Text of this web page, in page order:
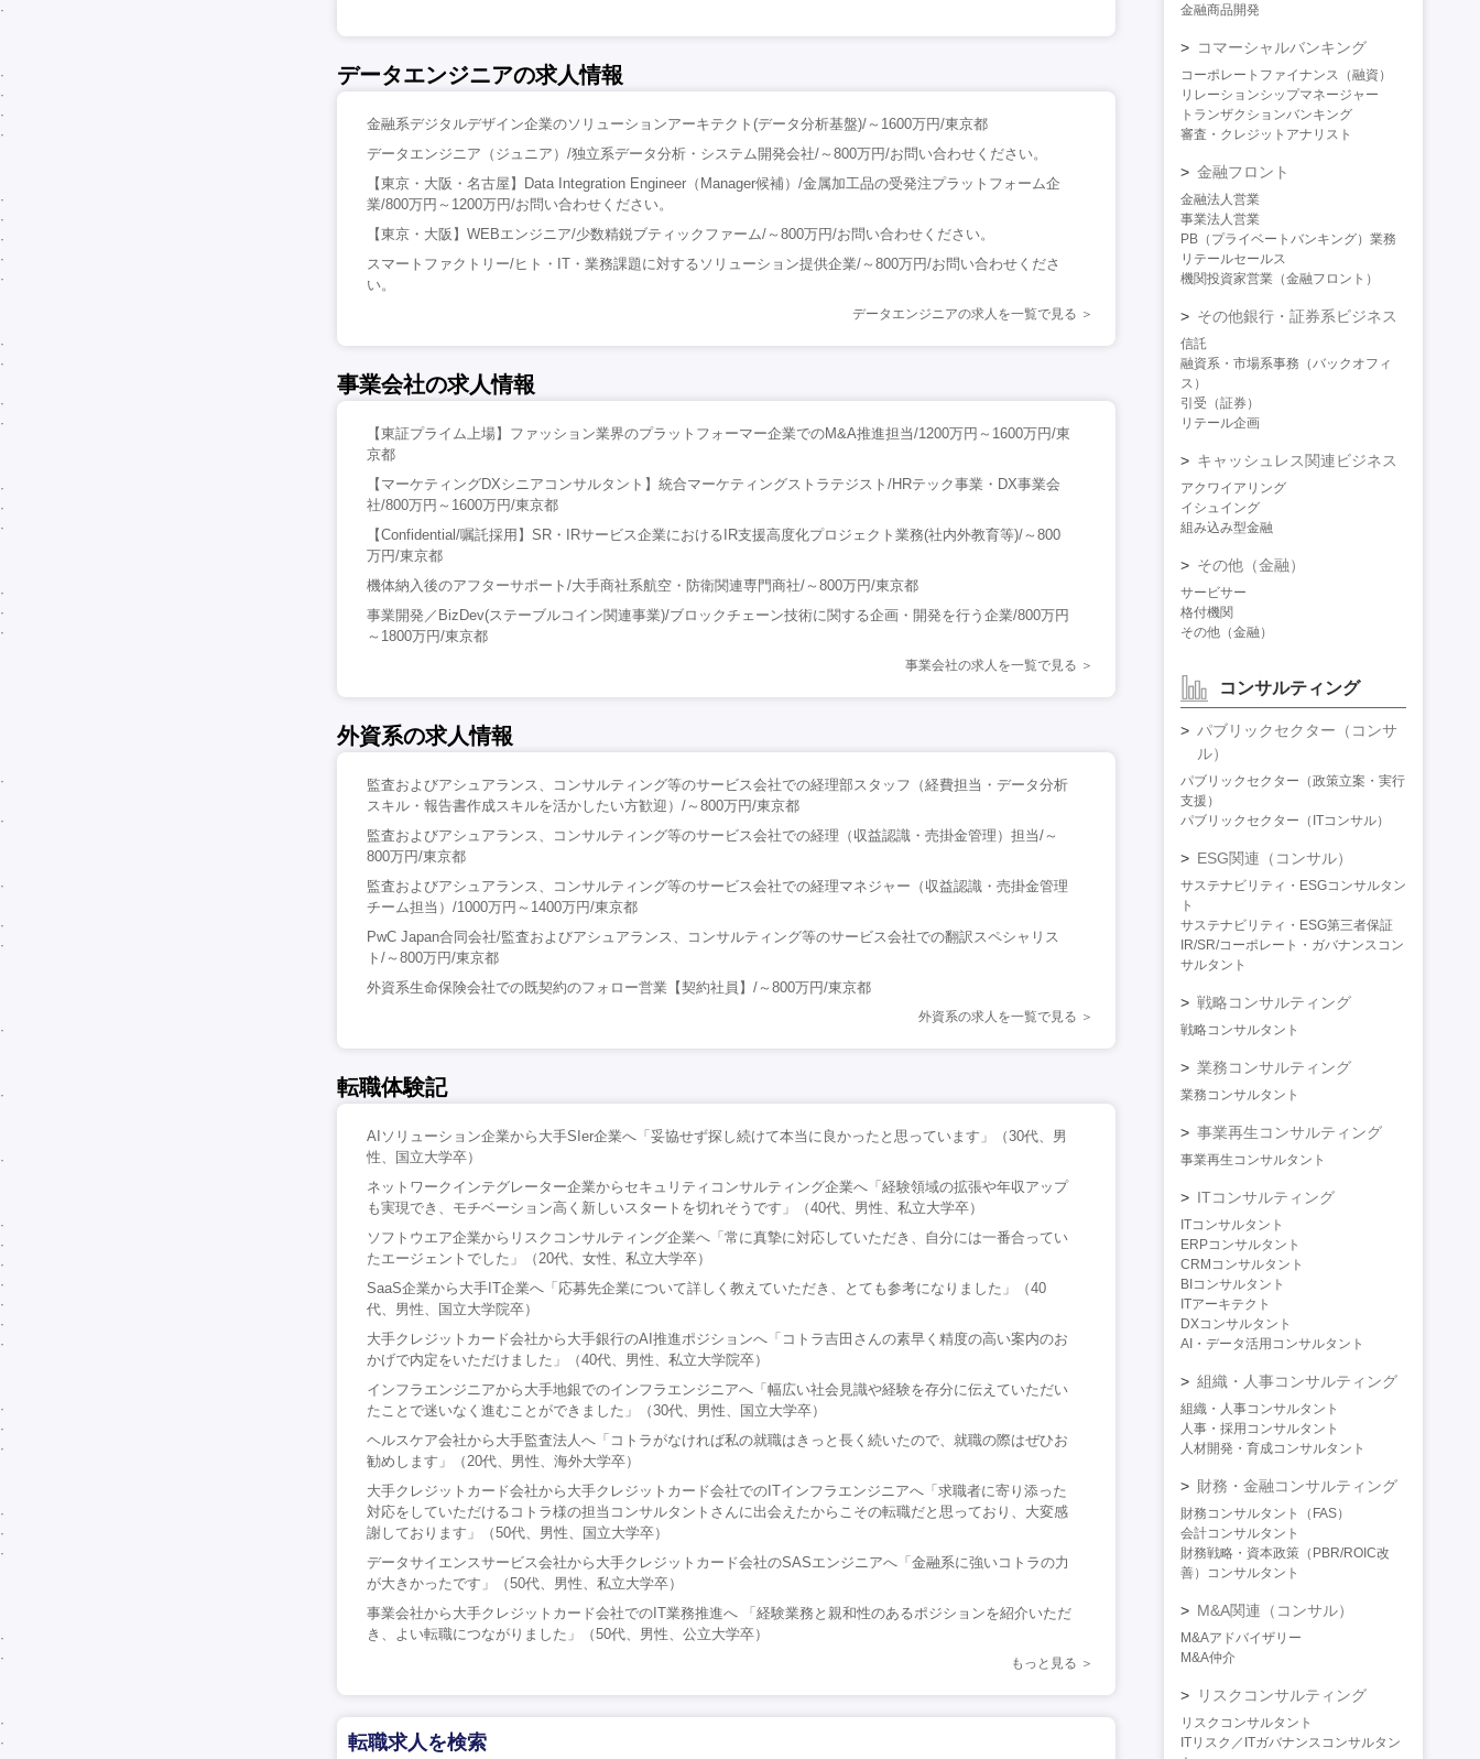
データエンジニアの求人情報
金融系デジタルデザイン企業のソリューションアーキテクト(データ分析基盤)/～1600万円/東京都
データエンジニア（ジュニア）/独立系データ分析・システム開発会社/～800万円/お問い合わせください。
【東京・大阪・名古屋】Data Integration Engineer（Manager候補）/金属加工品の受発注プラットフォーム企
業/800万円～1200万円/お問い合わせください。
【東京・大阪】WEBエンジニア/少数精鋭ブティックファーム/～800万円/お問い合わせください。
スマートファクトリー/ヒト・IT・業務課題に対するソリューション提供企業/～800万円/お問い合わせくださ
い。
データエンジニアの求人を一覧で見る
事業会社の求人情報
【東証プライム上場】ファッション業界のプラットフォーマー企業でのM&A推進担当/1200万円～1600万円/東
京都
【マーケティングDXシニアコンサルタント】統合マーケティングストラテジスト/HRテック事業・DX事業会
社/800万円～1600万円/東京都
【Confidential/嘱託採用】SR・IRサービス企業におけるIR支援高度化プロジェクト業務(社内外教育等)/～800
万円/東京都
機体納入後のアフターサポート/大手商社系航空・防衛関連専門商社/～800万円/東京都
事業開発／BizDev(ステーブルコイン関連事業)/ブロックチェーン技術に関する企画・開発を行う企業/800万円
～1800万円/東京都
事業会社の求人を一覧で見る
外資系の求人情報
監査およびアシュアランス、コンサルティング等のサービス会社での経理部スタッフ（経費担当・データ分析
スキル・報告書作成スキルを活かしたい方歓迎）/～800万円/東京都
監査およびアシュアランス、コンサルティング等のサービス会社での経理（収益認識・売掛金管理）担当/～
800万円/東京都
監査およびアシュアランス、コンサルティング等のサービス会社での経理マネジャー（収益認識・売掛金管理
チーム担当）/1000万円～1400万円/東京都
PwC Japan合同会社/監査およびアシュアランス、コンサルティング等のサービス会社での翻訳スペシャリス
ト/～800万円/東京都
外資系生命保険会社での既契約のフォロー営業【契約社員】/～800万円/東京都
外資系の求人を一覧で見る
転職体験記
AIソリューション企業から大手SIer企業へ「妥協せず探し続けて本当に良かったと思っています」（30代、男
性、国立大学卒）
ネットワークインテグレーター企業からセキュリティコンサルティング企業へ「経験領域の拡張や年収アップ
も実現でき、モチベーション高く新しいスタートを切れそうです」（40代、男性、私立大学卒）
ソフトウエア企業からリスクコンサルティング企業へ「常に真摯に対応していただき、自分には一番合ってい
たエージェントでした」（20代、女性、私立大学卒）
SaaS企業から大手IT企業へ「応募先企業について詳しく教えていただき、とても参考になりました」（40
代、男性、国立大学院卒）
大手クレジットカード会社から大手銀行のAI推進ポジションへ「コトラ吉田さんの素早く精度の高い案内のお
かげで内定をいただけました」（40代、男性、私立大学院卒）
インフラエンジニアから大手地銀でのインフラエンジニアへ「幅広い社会見識や経験を存分に伝えていただい
たことで迷いなく進むことができました」（30代、男性、国立大学卒）
ヘルスケア会社から大手監査法人へ「コトラがなければ私の就職はきっと長く続いたので、就職の際はぜひお
勧めします」（20代、男性、海外大学卒）
大手クレジットカード会社から大手クレジットカード会社でのITインフラエンジニアへ「求職者に寄り添った
対応をしていただけるコトラ様の担当コンサルタントさんに出会えたからこその転職だと思っており、大変感
謝しております」（50代、男性、国立大学卒）
データサイエンスサービス会社から大手クレジットカード会社のSASエンジニアへ「金融系に強いコトラの力
が大きかったです」（50代、男性、私立大学卒）
事業会社から大手クレジットカード会社でのIT業務推進へ 「経験業務と親和性のあるポジションを紹介いただ
き、よい転職につながりました」（50代、男性、公立大学卒）
もっと見る
転職求人を検索
金融商品開発
コマーシャルバンキング
コーポレートファイナンス（融資）
リレーションシップマネージャー
トランザクションバンキング
審査・クレジットアナリスト
金融フロント
金融法人営業
事業法人営業
PB（プライベートバンキング）業務
リテールセールス
機関投資家営業（金融フロント）
その他銀行・証券系ビジネス
信託
融資系・市場系事務（バックオフィ
ス）
引受（証券）
リテール企画
キャッシュレス関連ビジネス
アクワイアリング
イシュイング
組み込み型金融
その他（金融）
サービサー
格付機関
その他（金融）
コンサルティング
パブリックセクター（コンサ
ル）
パブリックセクター（政策立案・実行
支援）
パブリックセクター（ITコンサル）
ESG関連（コンサル）
サステナビリティ・ESGコンサルタン
ト
サステナビリティ・ESG第三者保証
IR/SR/コーポレート・ガバナンスコン
サルタント
戦略コンサルティング
戦略コンサルタント
業務コンサルティング
業務コンサルタント
事業再生コンサルティング
事業再生コンサルタント
ITコンサルティング
ITコンサルタント
ERPコンサルタント
CRMコンサルタント
BIコンサルタント
ITアーキテクト
DXコンサルタント
AI・データ活用コンサルタント
組織・人事コンサルティング
組織・人事コンサルタント
人事・採用コンサルタント
人材開発・育成コンサルタント
財務・金融コンサルティング
財務コンサルタント（FAS）
会計コンサルタント
財務戦略・資本政策（PBR/ROIC改
善）コンサルタント
M&A関連（コンサル）
M&Aアドバイザリー
M&A仲介
リスクコンサルティング
リスクコンサルタント
ITリスク／ITガバナンスコンサルタン